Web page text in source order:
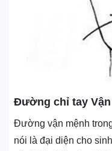
Đường chỉ tay
Đường vận mệnh
nói là đại diện cho